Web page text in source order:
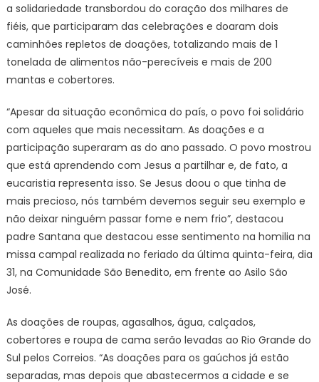
a solidariedade transbordou do coração dos milhares de
fiéis, que participaram das celebrações e doaram dois
caminhões repletos de doações, totalizando mais de 1
tonelada de alimentos não-perecíveis e mais de 200
mantas e cobertores.
“Apesar da situação econômica do país, o povo foi solidário
com aqueles que mais necessitam. As doações e a
participação superaram as do ano passado. O povo mostrou
que está aprendendo com Jesus a partilhar e, de fato, a
eucaristia representa isso. Se Jesus doou o que tinha de
mais precioso, nós também devemos seguir seu exemplo e
não deixar ninguém passar fome e nem frio”, destacou
padre Santana que destacou esse sentimento na homilia na
missa campal realizada no feriado da última quinta-feira, dia
31, na Comunidade São Benedito, em frente ao Asilo São
José.
As doações de roupas, agasalhos, água, calçados,
cobertores e roupa de cama serão levadas ao Rio Grande do
Sul pelos Correios. “As doações para os gaúchos já estão
separadas, mas depois que abastecermos a cidade e se